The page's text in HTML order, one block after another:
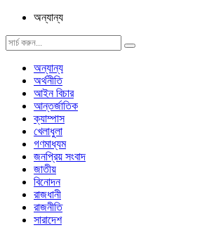
অন্যান্য
অন্যান্য
অর্থনীতি
আইন বিচার
আন্তর্জাতিক
ক্যাম্পাস
খেলাধুলা
গণমাধ্যম
জনপ্রিয় সংবাদ
জাতীয়
বিনোদন
রাজধানী
রাজনীতি
সারাদেশ